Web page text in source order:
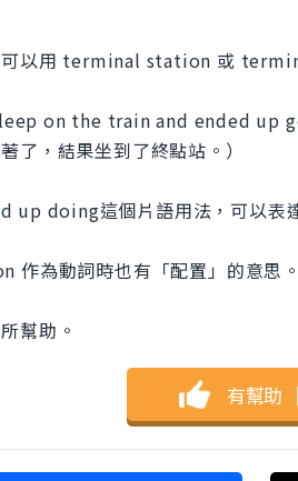
可以用 terminal station 或
on the train and ended
了，結果坐到了終點站。）
up doing這個片語用法，可以表
為動詞時也有「配置」的意思。
幫助。
有幫助 ｜